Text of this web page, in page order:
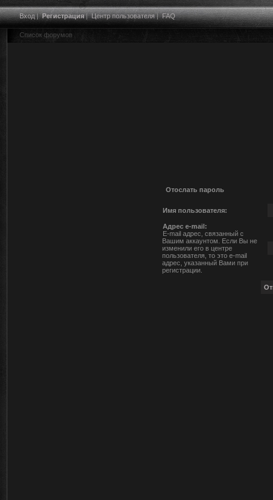
Вход|Регистрация|Центр пользователя|FAQ
Список форумов
Отослать пароль
Имя пользователя:
Адрес e-mail:
E-mail адрес, связанный с
Вашим аккаунтом. Если Вы не
изменили его в центре
пользователя, то это e-mail
адрес, указанный Вами при
регистрации.